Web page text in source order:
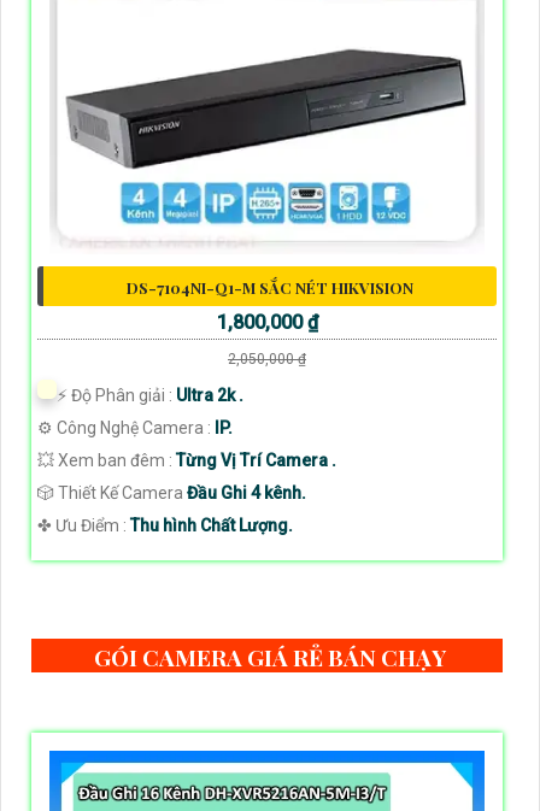
DS-7104NI-Q1-M SẮC NÉT HIKVISION
1,800,000 ₫
2,050,000 ₫
️⚡ Độ Phân giải : Ultra 2k .
⚙ Công Nghệ Camera : IP.
💥 Xem ban đêm :Từng Vị Trí Camera .
🎲 Thiết Kế Camera Đầu Ghi 4 kênh.
️✤ Ưu Điểm :Thu hình Chất Lượng.
GÓI CAMERA GIÁ RẺ BÁN CHẠY